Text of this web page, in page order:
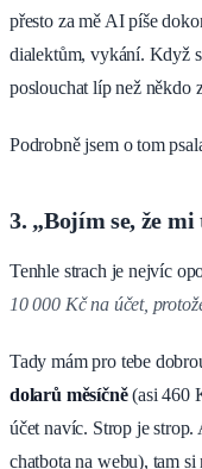
přesto za mě AI píše
dialektům, vykání. Když
poslouchat líp než někdo
Podrobně jsem o tom
3. „Bojím se, že
Tenhle strach je nejvíc
10 000 Kč na účet,
Tady mám pro tebe
dolarů měsíčně(asi 460
účet navíc. Strop je
chatbota na webu), tam